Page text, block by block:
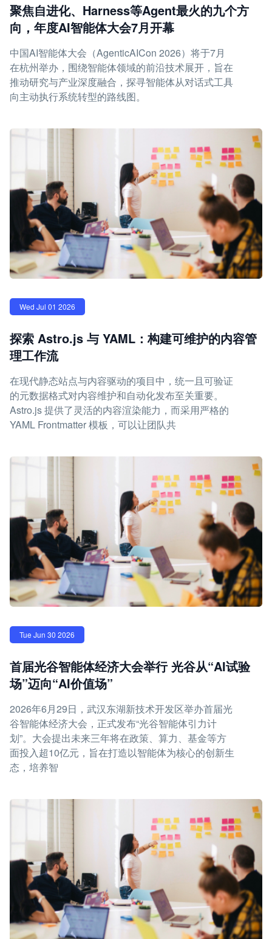
聚焦自进化、Harness等Agent最火的九个方
向，年度AI智能体大会7月开幕
中国AI智能体大会（AgenticAICon 2026）将于7月
在杭州举办，围绕智能体领域的前沿技术展开，旨在
推动研究与产业深度融合，探寻智能体从对话式工具
向主动执行系统转型的路线图。
Wed Jul 01 2026
探索 Astro.js 与 YAML：构建可维护的内容管
理工作流
在现代静态站点与内容驱动的项目中，统一且可验证
的元数据格式对内容维护和自动化发布至关重要。
Astro.js 提供了灵活的内容渲染能力，而采用严格的
YAML Frontmatter 模板，可以让团队共
Tue Jun 30 2026
首届光谷智能体经济大会举行 光谷从“AI试验
场”迈向“AI价值场”
2026年6月29日，武汉东湖新技术开发区举办首届光
谷智能体经济大会，正式发布“光谷智能体引力计
划”。大会提出未来三年将在政策、算力、基金等方
面投入超10亿元，旨在打造以智能体为核心的创新生
态，培养智